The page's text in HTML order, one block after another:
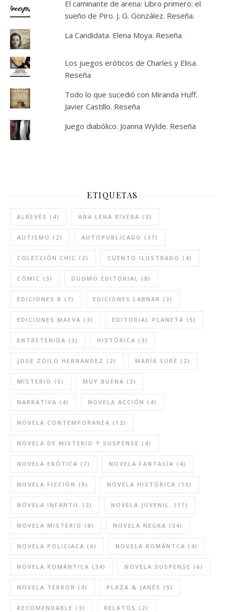
El caminante de arena: Libro primero: el
sueño de Piro. J. G. González. Reseña.
La Candidata. Elena Moya. Reseña
Los juegos eróticos de Charles y Elisa.
Reseña
Todo lo que sucedió con Miranda Huff.
Javier Castillo. Reseña
Juego diabólico. Joanna Wylde. Reseña
ETIQUETAS
ALREVÉS (4) ANA LENA RIVERA (3)
AUTISMO (2) AUTOPUBLICADO (37)
COLECCIÓN CHIC (2) CUENTO ILUSTRADO (4)
CÓMIC (3) DUOMO EDITORIAL (8)
EDICIONES B (7) EDICIONES LABNAR (3)
EDICIONES MAEVA (3) EDITORIAL PLANETA (5)
ENTRETENIDA (3) HISTÓRICA (3)
JOSÉ ZOILO HERNÁNDEZ (2) MARÍA SURÉ (2)
MISTERIO (5) MUY BUENA (3)
NARRATIVA (4) NOVELA ACCIÓN (4)
NOVELA CONTEMPORANEA (12)
NOVELA DE MISTERIO Y SUSPENSE (4)
NOVELA ERÓTICA (7) NOVELA FANTASÍA (4)
NOVELA FICCIÓN (9) NOVELA HISTÓRICA (15)
NOVELA INFANTIL (3) NOVELA JUVENIL. (11)
NOVELA MISTERIO (8) NOVELA NEGRA (34)
NOVELA POLICIACA (6) NOVELA ROMÁNTCA (4)
NOVELA ROMÁNTICA (34) NOVELA SUSPENSE (6)
NOVELA TERROR (3) PLAZA & JANÉS (5)
RECOMENDABLE (3) RELATOS (2)